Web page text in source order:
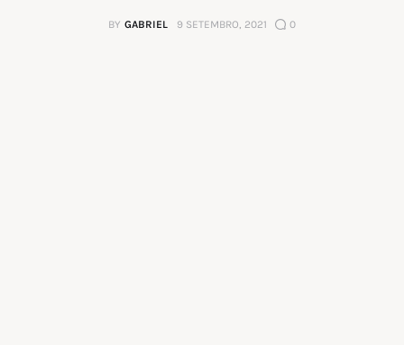
BY GABRIEL 9 SETEMBRO, 2021 0